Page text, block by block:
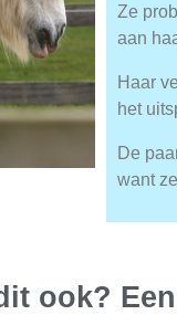
Ze
aan
Haar
het
De
want
ook?